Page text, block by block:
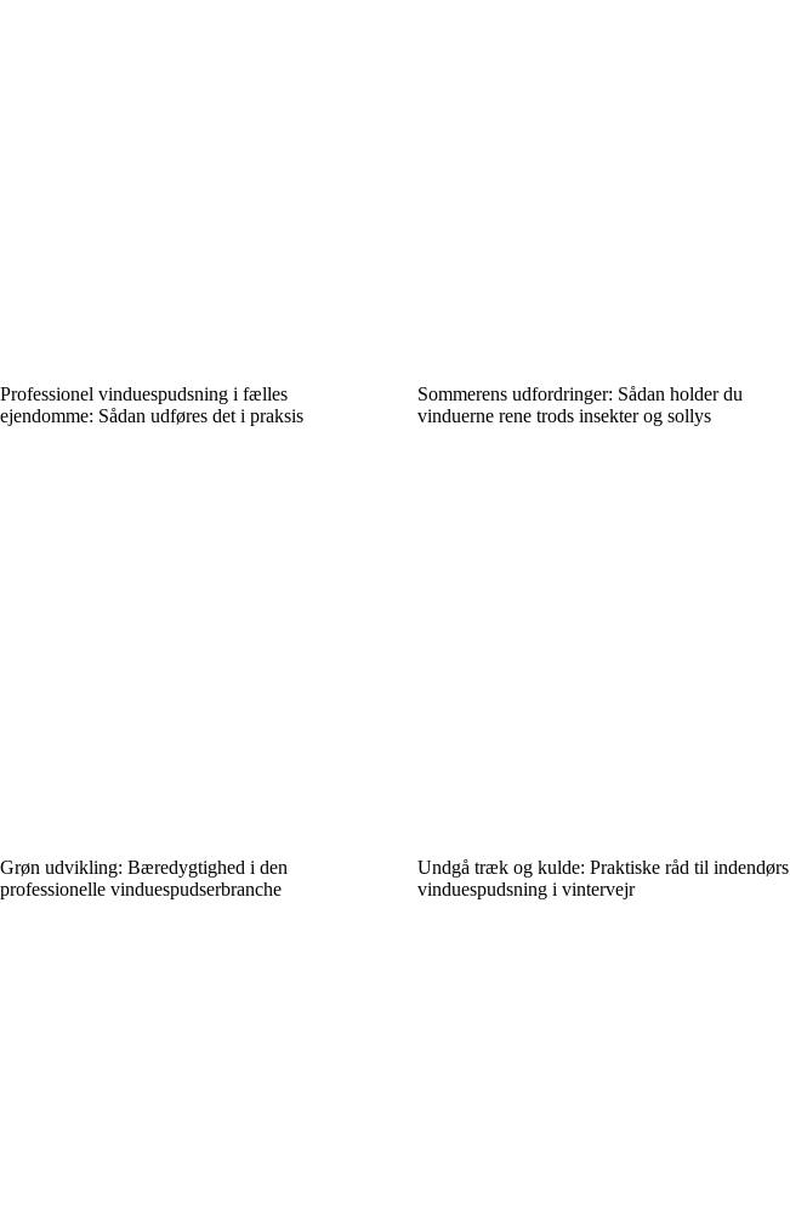
Professionel vinduespudsning i fælles
ejendomme: Sådan udføres det i praksis
Sommerens udfordringer: Sådan holder du
vinduerne rene trods insekter og sollys
Grøn udvikling: Bæredygtighed i den
professionelle vinduespudserbranche
Undgå træk og kulde: Praktiske råd til indendørs
vinduespudsning i vintervejr